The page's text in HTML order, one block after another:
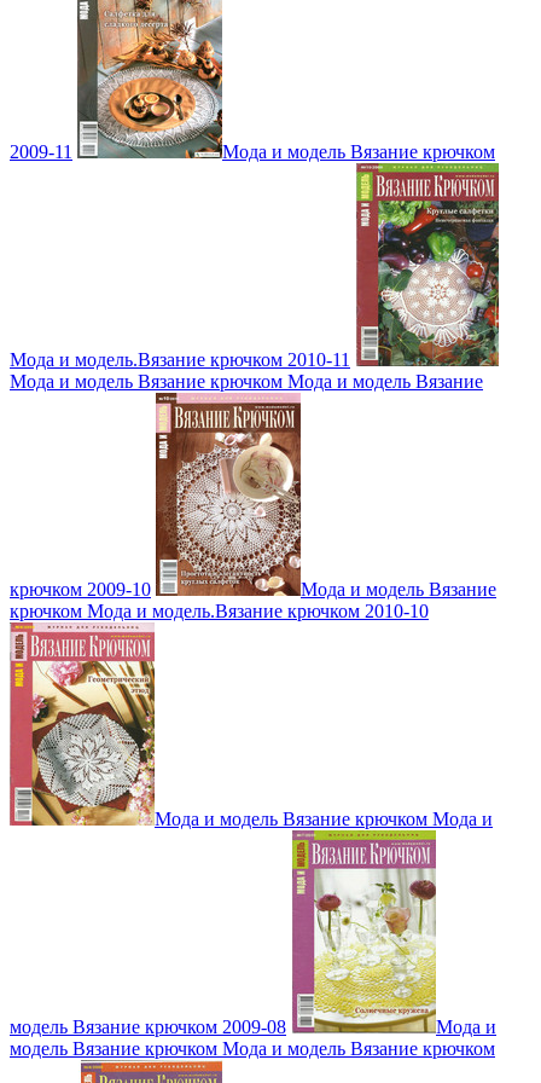
2009-11 Мода и модель Вязание крючком
Мода и модель.Вязание крючком 2010-11
Мода и модель Вязание крючком Мода и модель Вязание
крючком 2009-10
Мода и модель Вязание
крючком Мода и модель.Вязание крючком 2010-10
Мода и модель Вязание крючком Мода и
модель Вязание крючком 2009-08
Мода и
модель Вязание крючком Мода и модель Вязание крючком